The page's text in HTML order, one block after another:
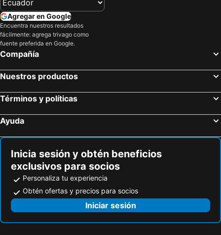
Hotel Unu
Agregar en Google
Encuentra nuestros resultados
fácilmente: agrega trivago como
fuente preferida en Google.
Compañía
Nuestros productos
Términos y políticas
Ayuda
Inicia sesión y obtén beneficios
exclusivos para socios
Personaliza tu experiencia
Obtén ofertas y precios para socios
Iniciar sesión